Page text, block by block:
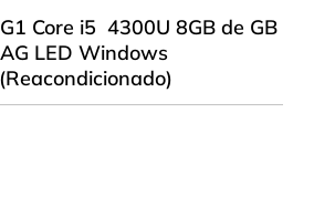
Core i5 4300U 8GB de GB
LED Windows